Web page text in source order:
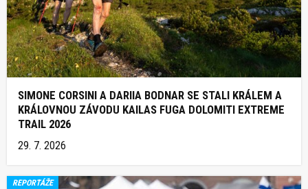
SIMONE CORSINI A DARIIA BODNAR SE STALI KRÁLEM A
KRÁLOVNOU ZÁVODU KAILAS FUGA DOLOMITI EXTREME
TRAIL 2026
29. 7. 2026
REPORTÁŽE